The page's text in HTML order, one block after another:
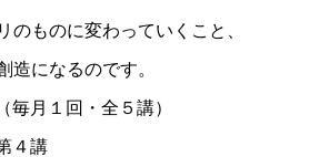
のものに変わっていくこと、
造になるのです。
毎月１回・全５講）
４講